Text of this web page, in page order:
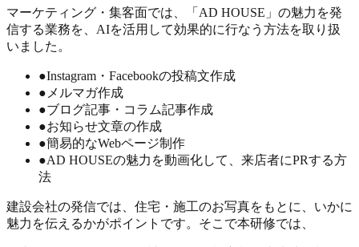
マーケティング・集客面では、「AD HOUSE」の魅力を発
信する業務を、AIを活用して効果的に行なう方法を取り扱
いました。
●Instagram・Facebookの投稿⽂作成
● メルマガ作成
●ブログ記事・コラム記事作成
●お知らせ文章の作成
●簡易的なWebページ制作
●AD HOUSEの魅力を動画化して、来店者にPRする方
法
建設会社の発信では、住宅・施工のお写真をもとに、いかに
魅力を伝えるかがポイントです。そこで本研修では、